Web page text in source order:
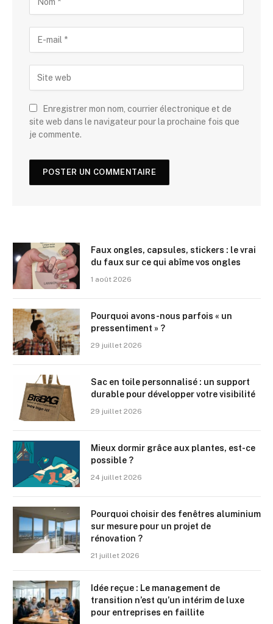
Enregistrer mon nom, courrier électronique et de
site web dans le navigateur pour la prochaine fois que
je commente.
Faux ongles, capsules, stickers : le vrai
du faux sur ce qui abîme vos ongles
1 août 2026
Pourquoi avons-nous parfois « un
pressentiment » ?
29 juillet 2026
Sac en toile personnalisé : un support
durable pour développer votre visibilité
29 juillet 2026
Mieux dormir grâce aux plantes, est-ce
possible ?
24 juillet 2026
Pourquoi choisir des fenêtres aluminium
sur mesure pour un projet de
rénovation ?
21 juillet 2026
Idée reçue : Le management de
transition n’est qu’un intérim de luxe
pour entreprises en faillite